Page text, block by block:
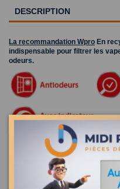
DESCRIPTION
La recommandation Wpro En
indispensable pour filtrer les
odeurs.
FAC549 - Filtre à
484000008655